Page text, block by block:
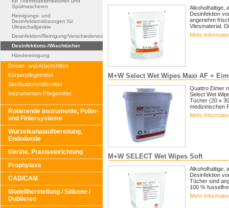
Spülmaschinen
Reinigungs- und
Desinfektionslösungen für
Ultraschallgeräte
Desinfektion/Reinigung/Verschiedenes
Desinfektions-/Wischtücher
Händereinigung
Dosier- und Arbeitshilfen
Körperpflegemittel
Sterilisationshilfsmittel
Instrumenten-Pflegemittel
Rotierende Instrumente, Polier-
und Finiersysteme
Wurzelkanalaufbereitung,
Endodontie
Geräte, Praxiseinrichtung
Prophylaxe
CAD/CAM
Modellherstellung / Silikone /
Dublieren
Alkoholhaltige,
Desinfektion
angenehm
Vliesmaterial.
Mehr
M+W Select Wet Wipes Maxi AF +
Quattro Eimer
Select Wet
Tücher (20 x
medizinischen
Mehr
M+W SELECT Wet Wipes Soft
Alkoholhaltige,
Desinfektion
Tücher sind
100 %
Mehr